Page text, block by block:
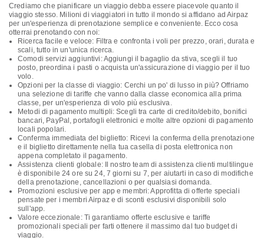
Crediamo che pianificare un viaggio debba essere piacevole quanto il
viaggio stesso. Milioni di viaggiatori in tutto il mondo si affidano ad Airpaz
per un'esperienza di prenotazione semplice e conveniente. Ecco cosa
otterrai prenotando con noi:
Ricerca facile e veloce: Filtra e confronta i voli per prezzo, orari, durata e
scali, tutto in un'unica ricerca.
Comodi servizi aggiuntivi: Aggiungi il bagaglio da stiva, scegli il tuo
posto, preordina i pasti o acquista un'assicurazione di viaggio per il tuo
volo.
Opzioni per la classe di viaggio: Cerchi un po' di lusso in più? Offriamo
una selezione di tariffe che vanno dalla classe economica alla prima
classe, per un'esperienza di volo più esclusiva.
Metodi di pagamento multipli: Scegli tra carte di credito/debito, bonifici
bancari, PayPal, portafogli elettronici e molte altre opzioni di pagamento
locali popolari.
Conferma immediata del biglietto: Ricevi la conferma della prenotazione
e il biglietto direttamente nella tua casella di posta elettronica non
appena completato il pagamento.
Assistenza clienti globale: Il nostro team di assistenza clienti multilingue
è disponibile 24 ore su 24, 7 giorni su 7, per aiutarti in caso di modifiche
della prenotazione, cancellazioni o per qualsiasi domanda.
Promozioni esclusive per app e membri: Approfitta di offerte speciali
pensate per i membri Airpaz e di sconti esclusivi disponibili solo
sull'app.
Valore eccezionale: Ti garantiamo offerte esclusive e tariffe
promozionali speciali per farti ottenere il massimo dal tuo budget di
viaggio.